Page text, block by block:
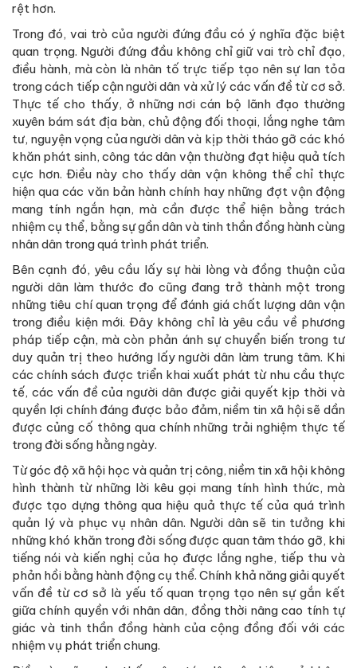
rệt hơn.
Trong đó, vai trò của người đứng đầu có ý nghĩa đặc biệt
quan trọng. Người đứng đầu không chỉ giữ vai trò chỉ đạo,
điều hành, mà còn là nhân tố trực tiếp tạo nên sự lan tỏa
trong cách tiếp cận người dân và xử lý các vấn đề từ cơ sở.
Thực tế cho thấy, ở những nơi cán bộ lãnh đạo thường
xuyên bám sát địa bàn, chủ động đối thoại, lắng nghe tâm
tư, nguyện vọng của người dân và kịp thời tháo gỡ các khó
khăn phát sinh, công tác dân vận thường đạt hiệu quả tích
cực hơn. Điều này cho thấy dân vận không thể chỉ thực
hiện qua các văn bản hành chính hay những đợt vận động
mang tính ngắn hạn, mà cần được thể hiện bằng trách
nhiệm cụ thể, bằng sự gần dân và tinh thần đồng hành cùng
nhân dân trong quá trình phát triển.
Bên cạnh đó, yêu cầu lấy sự hài lòng và đồng thuận của
người dân làm thước đo cũng đang trở thành một trong
những tiêu chí quan trọng để đánh giá chất lượng dân vận
trong điều kiện mới. Đây không chỉ là yêu cầu về phương
pháp tiếp cận, mà còn phản ánh sự chuyển biến trong tư
duy quản trị theo hướng lấy người dân làm trung tâm. Khi
các chính sách được triển khai xuất phát từ nhu cầu thực
tế, các vấn đề của người dân được giải quyết kịp thời và
quyền lợi chính đáng được bảo đảm, niềm tin xã hội sẽ dần
được củng cố thông qua chính những trải nghiệm thực tế
trong đời sống hằng ngày.
Từ góc độ xã hội học và quản trị công, niềm tin xã hội không
hình thành từ những lời kêu gọi mang tính hình thức, mà
được tạo dựng thông qua hiệu quả thực tế của quá trình
quản lý và phục vụ nhân dân. Người dân sẽ tin tưởng khi
những khó khăn trong đời sống được quan tâm tháo gỡ, khi
tiếng nói và kiến nghị của họ được lắng nghe, tiếp thu và
phản hồi bằng hành động cụ thể. Chính khả năng giải quyết
vấn đề từ cơ sở là yếu tố quan trọng tạo nên sự gắn kết
giữa chính quyền với nhân dân, đồng thời nâng cao tính tự
giác và tinh thần đồng hành của cộng đồng đối với các
nhiệm vụ phát triển chung.